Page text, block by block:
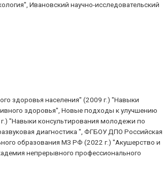
Ивановский научно-исследовательский
здоровья населения" (2009 г.) "Навыки
здоровья", Новые подходы к улучшению
"Навыки консультирования молодежи по
диагностика ", ФГБОУ ДПО Российская
образования МЗ РФ (2022 г.) "Акушерство и
непрерывного профессионального